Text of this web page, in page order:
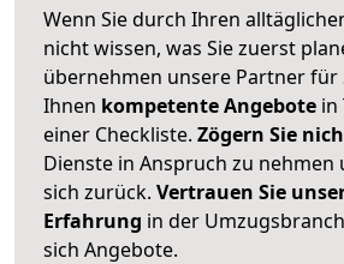
Wenn Sie durch Ihren
nicht wissen, was Sie zuerst
übernehmen unsere Partner für
Ihnen kompetente Angebote in
einer Checkliste. Zögern Sie
Dienste in Anspruch zu nehmen
sich zurück. Vertrauen Sie
Erfahrung in der
sich Angebote.